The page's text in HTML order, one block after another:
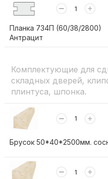
Планка 734П (60/38/2800)
Антрацит
Комплектующие для
складных дверей,
плинтуса, шпонка.
Брусок 50*40*2500мм.